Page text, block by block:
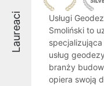
Laureaci
Usługi
Smoliński to
usług
branży
opiera swoją